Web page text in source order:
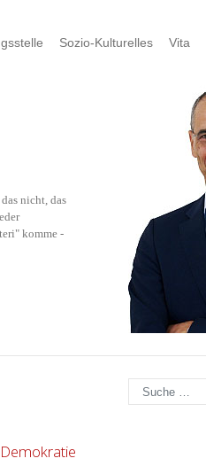
Sozio-Kulturelles Vita
nicht, das
komme -
Suchen